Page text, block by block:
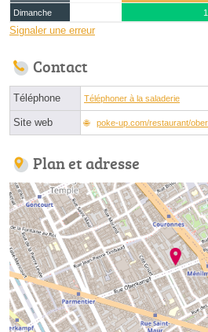
Dimanche
Signaler une erreur
Contact
Téléphone Téléphoner à la saladerie
Site web poke-up.com/restaurant/
Plan et adresse